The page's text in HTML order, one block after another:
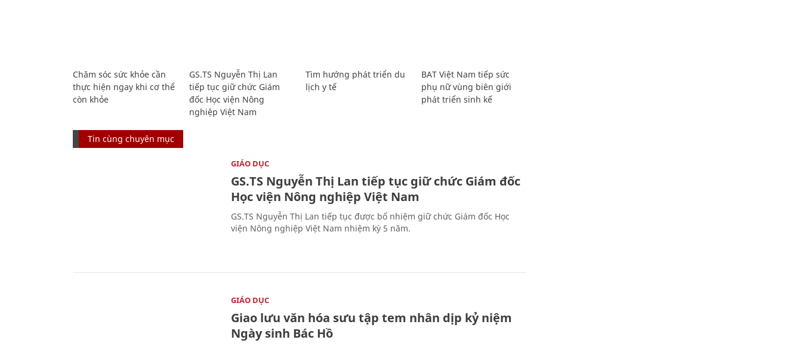
Chăm sóc sức khỏe cần
thực hiện ngay khi cơ thể
còn khỏe
GS.TS Nguyễn Thị Lan
tiếp tục giữ chức Giám
đốc Học viện Nông
nghiệp Việt Nam
Tìm hướng phát triển du
lịch y tế
BAT Việt Nam tiếp sức
phụ nữ vùng biên giới
phát triển sinh kế
Tin cùng chuyên mục
GIÁO DỤC
GS.TS Nguyễn Thị Lan tiếp tục giữ chức Giám đốc
Học viện Nông nghiệp Việt Nam
GS.TS Nguyễn Thị Lan tiếp tục được bổ nhiệm giữ chức Giám đốc Học
viện Nông nghiệp Việt Nam nhiệm kỳ 5 năm.
GIÁO DỤC
Giao lưu văn hóa sưu tập tem nhân dịp kỷ niệm
Ngày sinh Bác Hồ